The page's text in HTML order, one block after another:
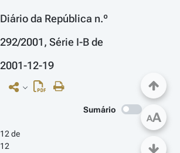
Diário da República n.º
292/2001, Série I-B de
2001-12-19
Sumário
12 de
12
AA